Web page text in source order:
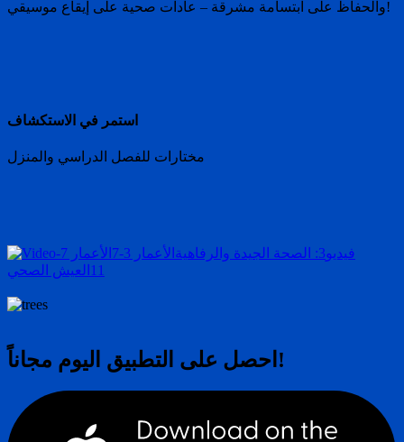
والحفاظ على ابتسامة مشرقة – عادات صحية على إيقاع موسيقي!
استمر في الاستكشاف
مختارات للفصل الدراسي والمنزل
فيديو3: الصحة الجيدة والرفاهية الأعمار 3-7
الأعمار 7-
11 العيش الصحي
احصل على التطبيق اليوم مجاناً!